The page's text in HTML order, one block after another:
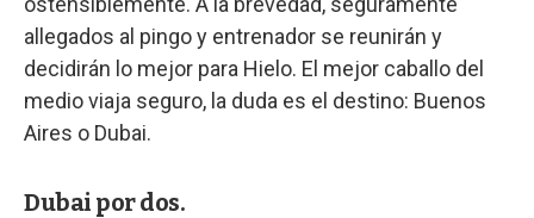
allegados al pingo y entrenador se reunirán y
decidirán lo mejor para Hielo. El mejor caballo del
medio viaja seguro, la duda es el destino: Buenos
Aires o Dubai.
Dubai por dos.